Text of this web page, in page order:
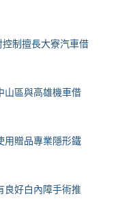
制擅長大寮汽車借
山區與高雄機車借
用贈品專業隱形鐵
良好白內障手術推